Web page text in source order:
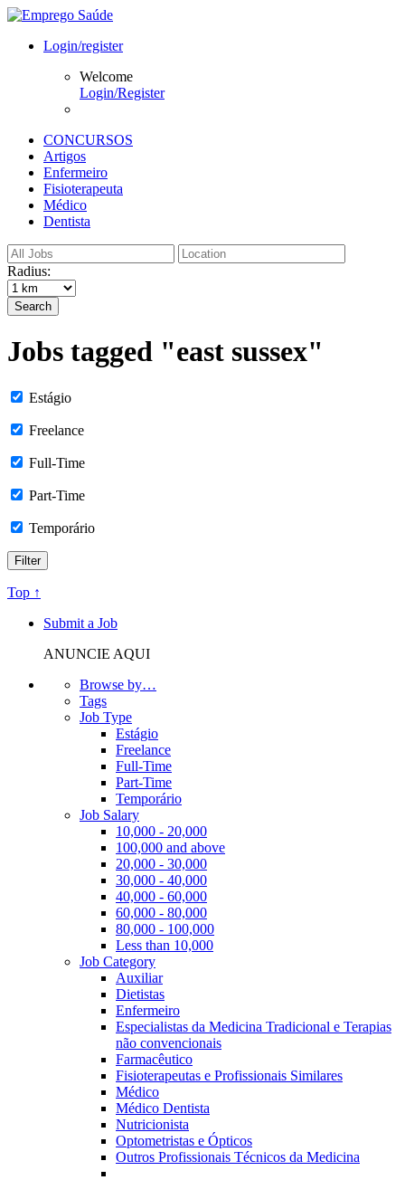
Login/register
Welcome
Login/Register
CONCURSOS
Artigos
Enfermeiro
Fisioterapeuta
Médico
Dentista
Radius:
Search
Jobs tagged "east sussex"
Estágio
Freelance
Full-Time
Part-Time
Temporário
Top ↑
Submit a Job
ANUNCIE AQUI
Browse by…
Tags
Job Type
Estágio
Freelance
Full-Time
Part-Time
Temporário
Job Salary
10,000 - 20,000
100,000 and above
20,000 - 30,000
30,000 - 40,000
40,000 - 60,000
60,000 - 80,000
80,000 - 100,000
Less than 10,000
Job Category
Auxiliar
Dietistas
Enfermeiro
Especialistas da Medicina Tradicional e Terapias
não convencionais
Farmacêutico
Fisioterapeutas e Profissionais Similares
Médico
Médico Dentista
Nutricionista
Optometristas e Ópticos
Outros Profissionais Técnicos da Medicina